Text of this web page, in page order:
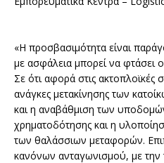
«Η προσβασιμότητα είναι
με ασφάλεια μπορεί να φτάσει
Σε ότι αφορά στις ακτοπλοϊκές
ανάγκες μετακίνησης των
και η αναβάθμιση των
χρηματοδότησης και η
των θαλάσσιων μεταφορών.
κανόνων ανταγωνισμού, με την